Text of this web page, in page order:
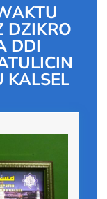
DZIKRO
DDI